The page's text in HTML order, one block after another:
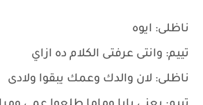
ناظلى: ايوه
تييم: وانتى عرفتى الكلام ده ازاي
ناظلى: لان والدك وعمك يبقوا ولادى